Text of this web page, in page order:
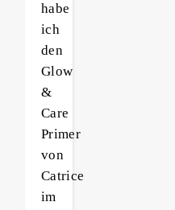
habe
ich
den
Glow
&
Care
Primer
von
Catrice
im